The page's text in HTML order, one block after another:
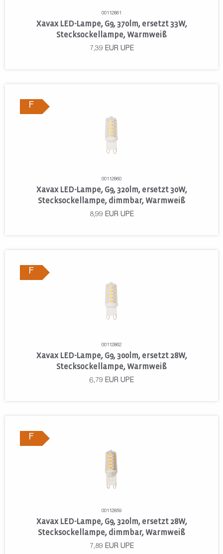
00112861
Xavax LED-Lampe, G9, 370lm, ersetzt 33W,
Stecksockellampe, Warmweiß
7,39 EUR UPE
F
00112860
Xavax LED-Lampe, G9, 320lm, ersetzt 30W,
Stecksockellampe, dimmbar, Warmweiß
8,99 EUR UPE
F
00112862
Xavax LED-Lampe, G9, 300lm, ersetzt 28W,
Stecksockellampe, Warmweiß
6,79 EUR UPE
F
00112859
Xavax LED-Lampe, G9, 320lm, ersetzt 28W,
Stecksockellampe, dimmbar, Warmweiß
7,89 EUR UPE